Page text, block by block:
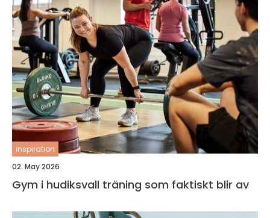
inspiration
02. May 2026
Gym i hudiksvall träning som faktiskt blir av